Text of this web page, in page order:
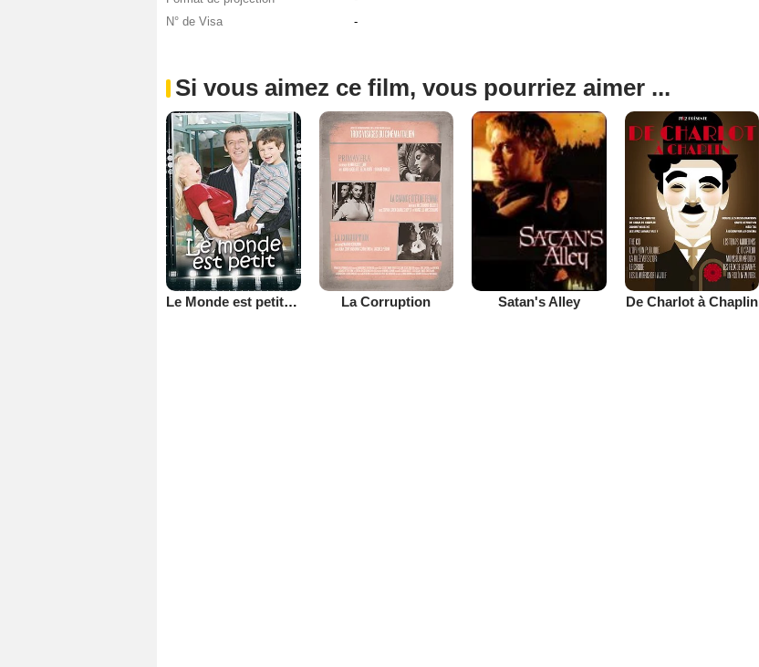
N° de Visa
-
Si vous aimez ce film, vous pourriez aimer ...
Le Monde est petit (TV) La Corruption Satan's Alley De Charlot à Chaplin